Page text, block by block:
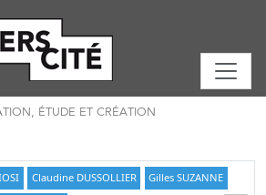
ÉTUDE ET CRÉATION
Claudine DUSSOLLIER
Gilles SUZANNE